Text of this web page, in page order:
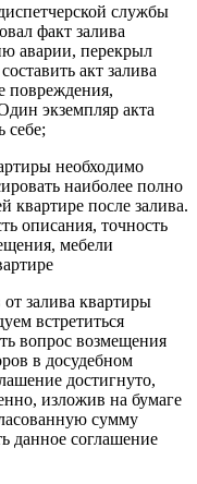
службы
факт залива
аварии, перекрыл
акт залива
повреждения,
экземпляр акта
себе;
необходимо
наиболее полно
после залива.
описания, точность
мебели
залива квартиры
встретиться
вопрос возмещения
в досудебном
достигнуто,
изложив на бумаге
сумму
данное соглашение